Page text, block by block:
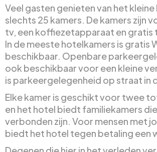
Veel gasten genieten van het
slechts 25 kamers. De kamers zijn
tv, een koffiezetapparaat en
In de meeste hotelkamers is gratis
beschikbaar. Openbare
ook beschikbaar voor een kleine
is parkeergelegenheid op straat in
Elke kamer is geschikt voor twee
en het hotel biedt familiekamers
verbonden zijn. Voor mensen met
biedt het hotel tegen betaling een